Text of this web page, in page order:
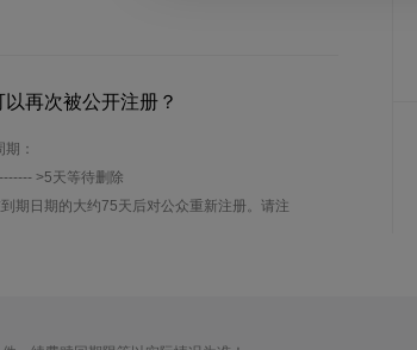
再次被公开注册？
：
>5天等待删除
期日期的大约75天后对公众重新注册。请注